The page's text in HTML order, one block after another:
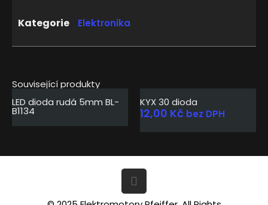
Související produkty
LED dioda rudá 5mm BL-
B1134
KYX 30 dioda
12,00 Kč bez DPH
Kategorie Elektronika